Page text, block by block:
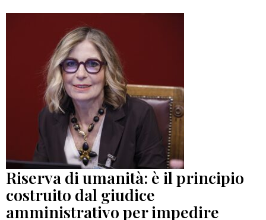
Riserva di umanità: è il principio
costruito dal giudice
amministrativo per impedire